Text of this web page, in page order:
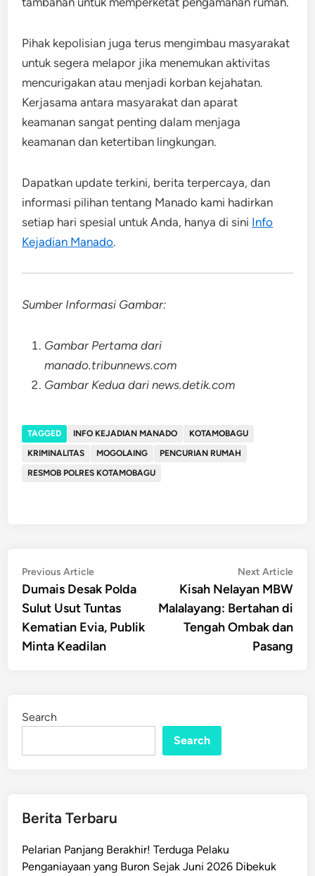
Pihak kepolisian juga terus mengimbau masyarakat
untuk segera melapor jika menemukan aktivitas
mencurigakan atau menjadi korban kejahatan.
Kerjasama antara masyarakat dan aparat
keamanan sangat penting dalam menjaga
keamanan dan ketertiban lingkungan.
Dapatkan update terkini, berita terpercaya, dan
informasi pilihan tentang Manado kami hadirkan
setiap hari spesial untuk Anda, hanya di sini Info
Kejadian Manado.
Sumber Informasi Gambar:
Gambar Pertama dari
manado.tribunnews.com
Gambar Kedua dari news.detik.com
TAGGED INFO KEJADIAN MANADO
KOTAMOBAGU
KRIMINALITAS
MOGOLAING
PENCURIAN RUMAH
RESMOB POLRES KOTAMOBAGU
Post
navigation
Previous ArticlePrevious
article:
Dumais Desak Polda
Sulut Usut Tuntas
Kematian Evia, Publik
Minta Keadilan
Next Article
Kisah Nelayan MBW
Malalayang: Bertahan di
Tengah Ombak dan
Pasang
Search
Search
Berita Terbaru
Pelarian Panjang Berakhir! Terduga Pelaku
Penganiayaan yang Buron Sejak Juni 2026 Dibekuk